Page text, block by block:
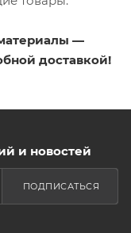
—
доставкой!
и новостей
ПОДПИСАТЬСЯ